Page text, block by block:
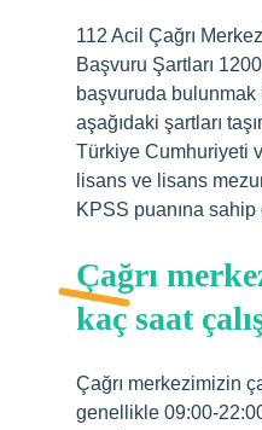
112 Acil Çağrı
Başvuru Şartları
başvuruda bulunmak
aşağıdaki şartları
Türkiye Cumhuriyeti
lisans ve lisans
KPSS puanına sahip
Çağrı
kaç saat
Çağrı merkezimizin
genellikle 09:00-